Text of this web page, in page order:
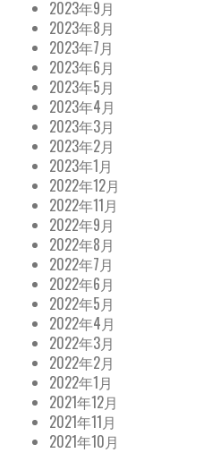
2023年9月
2023年8月
2023年7月
2023年6月
2023年5月
2023年4月
2023年3月
2023年2月
2023年1月
2022年12月
2022年11月
2022年9月
2022年8月
2022年7月
2022年6月
2022年5月
2022年4月
2022年3月
2022年2月
2022年1月
2021年12月
2021年11月
2021年10月